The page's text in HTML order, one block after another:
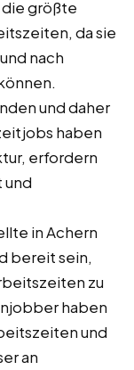
größte
da sie
nach
und daher
haben
erfordern
und
in Achern
bereit sein,
zu
haben
und
an